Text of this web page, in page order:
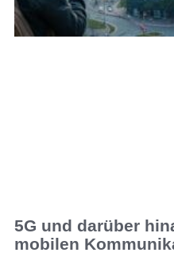
5G und darüber
mobilen